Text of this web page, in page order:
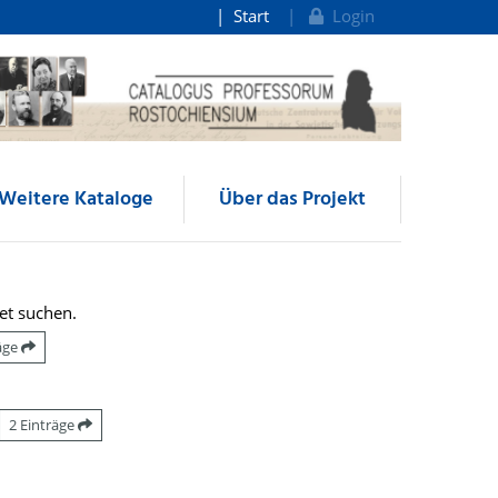
Start Login
Kataloge Über das Projekt
suchen.
2 Einträge